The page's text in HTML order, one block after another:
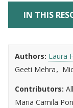
IN THIS
Authors Laura
Geeti Mehra
Contributors
Maria Camila